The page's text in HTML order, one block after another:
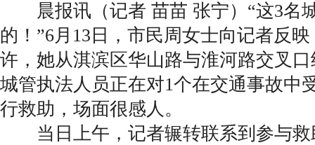
晨报讯（记者 苗苗 张宁）“这3名
的！”6月13日，市民周女士向记者反
许，她从淇滨区华山路与淮河路交叉
城管执法人员正在对1个在交通事故中
行救助，场面很感人。
当日上午，记者辗转联系到参与救